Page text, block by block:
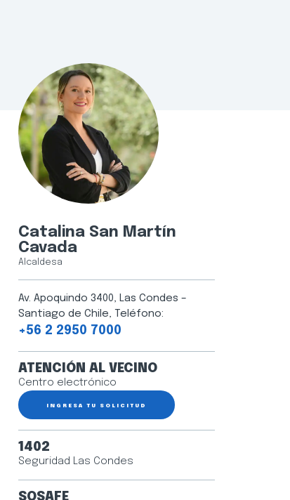
Catalina San Martín
Cavada
Alcaldesa
Av. Apoquindo 3400, Las Condes –
Santiago de Chile, Teléfono:
+56 2 2950 7000
ATENCIÓN AL VECINO
Centro electrónico
INGRESA TU SOLICITUD
1402
Seguridad Las Condes
SOSAFE